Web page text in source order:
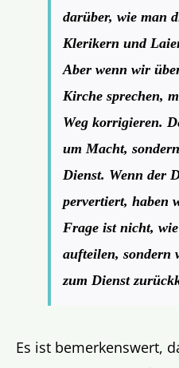
darüber, wie man
Klerikern und
Aber wenn wir
Kirche sprechen,
Weg korrigieren.
um Macht,
Dienst. Wenn der
pervertiert, haben
Frage ist nicht,
aufteilen, sondern
zum Dienst
Es ist bemerkenswert,